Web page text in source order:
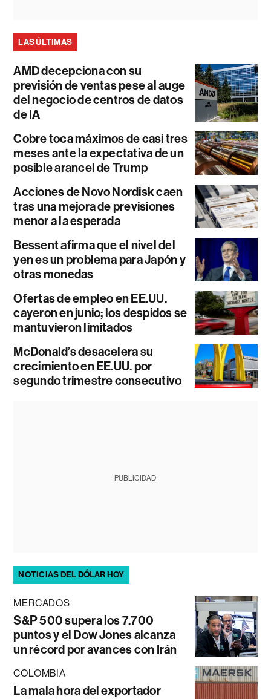
LAS ÚLTIMAS
AMD decepciona con su
previsión de ventas pese al auge
del negocio de centros de datos
de IA
Cobre toca máximos de casi tres
meses ante la expectativa de un
posible arancel de Trump
Acciones de Novo Nordisk caen
tras una mejora de previsiones
menor a la esperada
Bessent afirma que el nivel del
yen es un problema para Japón y
otras monedas
Ofertas de empleo en EE.UU.
cayeron en junio; los despidos se
mantuvieron limitados
McDonald’s desacelera su
crecimiento en EE.UU. por
segundo trimestre consecutivo
PUBLICIDAD
NOTICIAS DEL DÓLAR HOY
MERCADOS
S&P 500 supera los 7.700
puntos y el Dow Jones alcanza
un récord por avances con Irán
COLOMBIA
La mala hora del exportador